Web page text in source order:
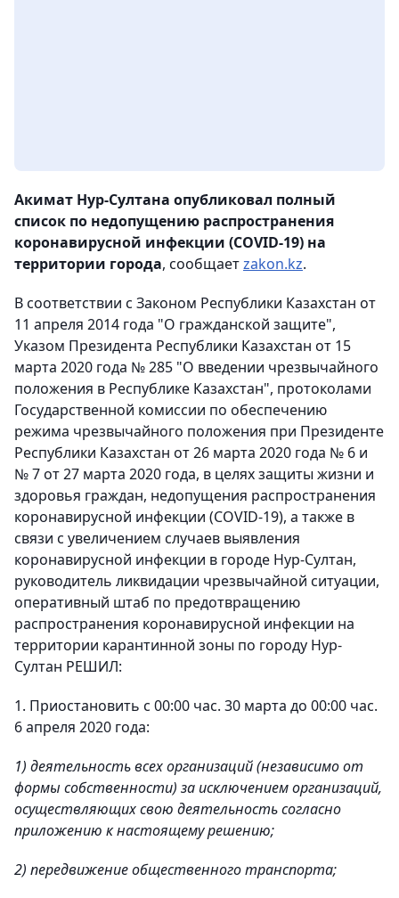
Акимат Нур-Султана опубликовал полный
список по недопущению распространения
коронавирусной инфекции (COVID-19) на
территории города, сообщаетzakon.kz.
В соответствии с Законом Республики Казахстан от
11 апреля 2014 года "О гражданской защите",
Указом Президента Республики Казахстан от 15
марта 2020 года № 285 "О введении чрезвычайного
положения в Республике Казахстан", протоколами
Государственной комиссии по обеспечению
режима чрезвычайного положения при Президенте
Республики Казахстан от 26 марта 2020 года № 6 и
№ 7 от 27 марта 2020 года, в целях защиты жизни и
здоровья граждан, недопущения распространения
коронавирусной инфекции (COVID-19), а также в
связи с увеличением случаев выявления
коронавирусной инфекции в городе Нур-Султан,
руководитель ликвидации чрезвычайной ситуации,
оперативный штаб по предотвращению
распространения коронавирусной инфекции на
территории карантинной зоны по городу Нур-
Султан РЕШИЛ:
1. Приостановить с 00:00 час. 30 марта до 00:00 час.
6 апреля 2020 года:
1) деятельность всех организаций (независимо от
формы собственности) за исключением организаций,
осуществляющих свою деятельность согласно
приложению к настоящему решению;
2) передвижение общественного транспорта;